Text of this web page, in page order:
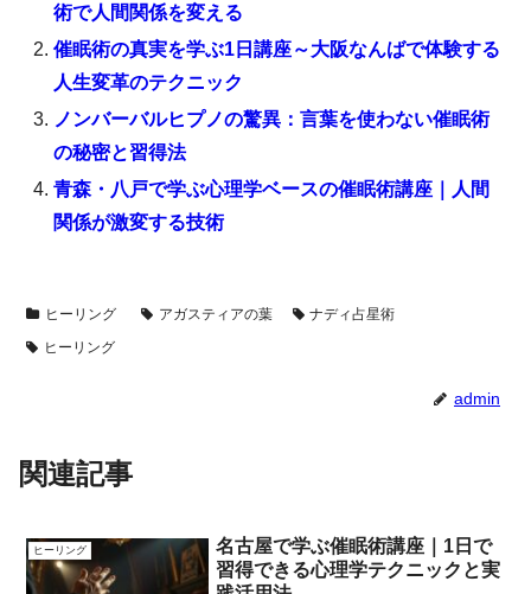
術で人間関係を変える
催眠術の真実を学ぶ1日講座～大阪なんばで体験する
人生変革のテクニック
ノンバーバルヒプノの驚異：言葉を使わない催眠術
の秘密と習得法
青森・八戸で学ぶ心理学ベースの催眠術講座｜人間
関係が激変する技術
ヒーリング アガスティアの葉
ナディ占星術
ヒーリング
admin
関連記事
ヒーリング
名古屋で学ぶ催眠術講座｜1日で
習得できる心理学テクニックと実